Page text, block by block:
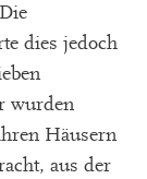
dies jedoch
wurden
Häusern
aus der